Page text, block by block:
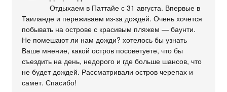
Отдыхаем в Паттайе с 31 августа. Впервые в
Таиланде и переживаем из-за дождей. Очень хочется
побывать на острове с красивым пляжем — баунти.
Не помешают ли нам дожди? хотелось бы узнать
Ваше мнение, какой остров посоветуете, что бы
съездить на день, недорого и где больше шансов, что
не будет дождей. Рассматривали остров черепах и
самет. Спасибо!